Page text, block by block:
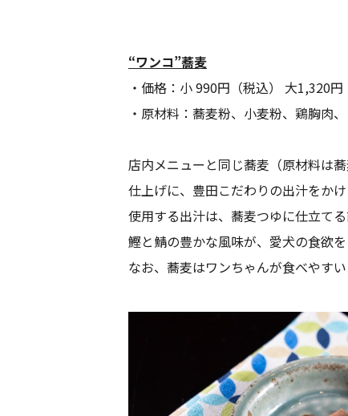
“ワンコ”蕎麦
・価格：小 990円（税込） 大1,320円
・原材料：蕎麦粉、小麦粉、鶏胸肉
店内メニューと同じ蕎麦（原材料は
仕上げに、豊田こだわりの出汁をか
使用する出汁は、蕎麦つゆに仕立て
鰹と鯖の豊かな風味が、愛犬の食欲を
なお、蕎麦はワンちゃんが食べやす